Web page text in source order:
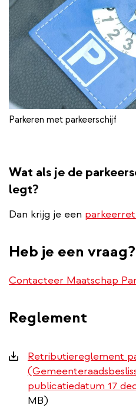
Parkeren met parkeerschijf
Wat als je de
legt?
Dan krijg je een
Heb je een vraag?
Contacteer Maatschap
Reglement
Downloads
Retributiereglement
publicatiedatum 17
MB)